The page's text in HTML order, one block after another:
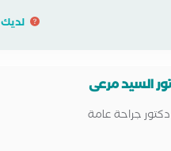
السيد مرعى
دكتور جراحة عامة